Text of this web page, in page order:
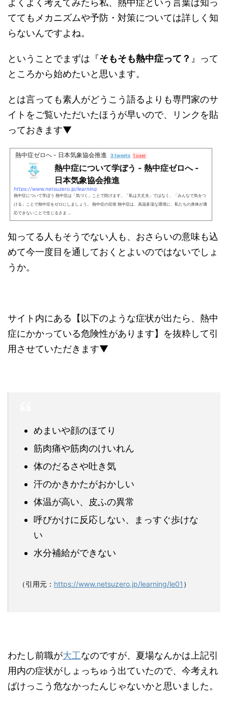
よくよく考えてみたら私、熱中症という言葉は知っ
ててもメカニズムや予防・対策については詳しく知
らないんですよね。
ということでまずは『そもそも熱中症って？ 』って
ところから始めたいと思います。
とは言っても素人がどうこう語るよりも専門家のサ
イトをご覧いただいたほうが早いので、リンクを貼
っておきます▼
熱中症ゼロへ - 日本気象協会推進 3 tweets 1 user
熱中症について学ぼう - 熱中症ゼロへ -
日本気象協会推進
https://www.netsuzero.jp/learning
熱中症について学ぼう 熱中症は「気づく」ことで防げます。「私は大丈夫」ではなく、「みんなで気をつ
ける」ことで熱中症をゼロにしましょう。 熱中症の症状 熱中症は、高温多湿な環境に、私たちの身体が適
応できないことで生じるさま …
知ってる人もそうでない人も、おさらいの意味も込
めて今一度目を通しておくとよいのではないでしょ
うか。
サイト内にある【以下のような症状が出たら、熱中
症にかかっている危険性があります】を抜粋して引
用させていただきます▼
めまいや顔のほてり
筋肉痛や筋肉のけいれん
体のだるさや吐き気
汗のかきかたがおかしい
体温が高い、皮ふの異常
呼びかけに反応しない、まっすぐ歩けな
い
水分補給ができない
（引用元： https://www.netsuzero.jp/learning/le01 ）
わたし前職が大工なのですが、夏場なんかは上記引
用内の症状がしょっちゅう出ていたので、今考えれ
ばけっこう危なかったんじゃないかと思いました。